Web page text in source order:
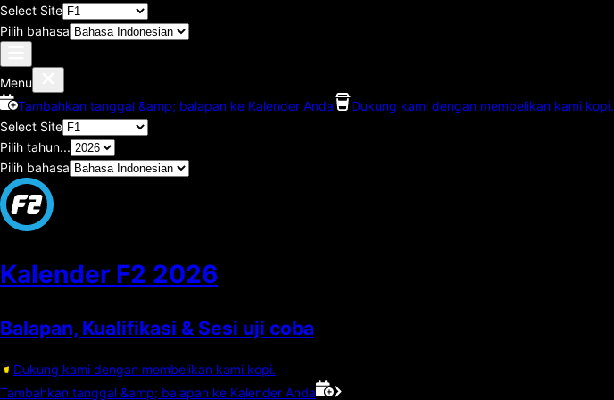
Select Site
Pilih bahasa
Menu
Tambahkan tanggal &amp; balapan ke Kalender Anda
Dukung kami dengan membelikan kami kopi.
Select Site
Pilih tahun...
Pilih bahasa
Kalender F2 2026
Balapan, Kualifikasi & Sesi uji coba
Dukung kami dengan membelikan kami kopi.
Tambahkan tanggal &amp; balapan ke Kalender Anda